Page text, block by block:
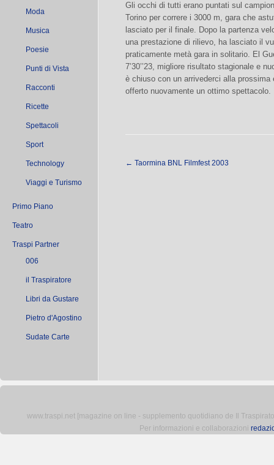
Moda
Musica
Poesie
Punti di Vista
Racconti
Ricette
Spettacoli
Sport
Technology
Viaggi e Turismo
Primo Piano
Teatro
Traspi Partner
006
il Traspiratore
Libri da Gustare
Pietro d'Agostino
Sudate Carte
Gli occhi di tutti erano puntati sul
Torino per correre i 3000 m, gara che
lasciato per il finale. Dopo la partenza
una prestazione di rilievo, ha lasciato il
praticamente metà gara in solitario. El
7’30’’23, migliore risultato stagionale e
è chiuso con un arrivederci alla
offerto nuovamente un ottimo spettacolo.
← Taormina BNL Filmfest 2003
www.traspi.net [magazine on line - supplemento quotidiano de Il
Per informazioni e collaborazioni